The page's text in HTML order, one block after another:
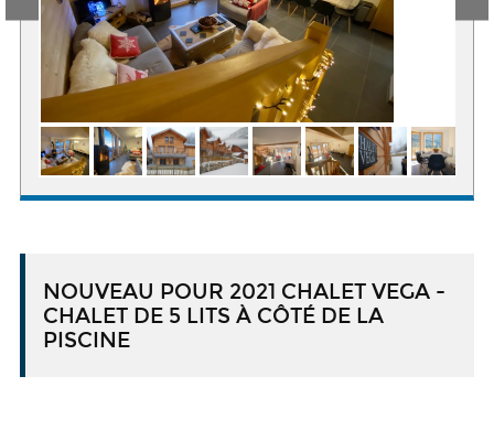
NOUVEAU POUR 2021 CHALET VEGA -
CHALET DE 5 LITS À CÔTÉ DE LA
PISCINE